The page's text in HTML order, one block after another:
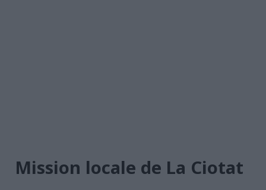
Mission locale de La Ciotat